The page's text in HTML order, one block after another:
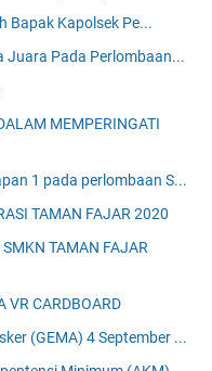
Bapak Kapolsek Pe...
Juara Pada Perlombaan...
MEMPERINGATI
1 pada perlombaan S...
TAMAN FAJAR 2020
SMKN TAMAN FAJAR
VR CARDBOARD
(GEMA) 4 September ...